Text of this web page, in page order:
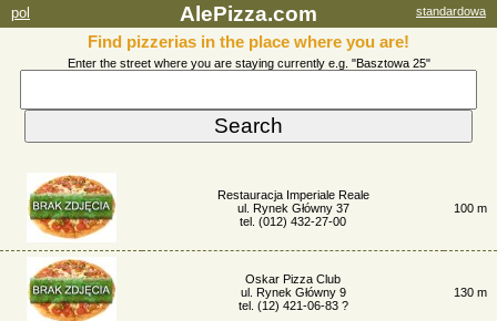
pol AlePizza.com standardowa
Find pizzerias in the place where you are!
Enter the street where you are staying currently e.g. "Basztowa 25"
Restauracja Imperiale Reale
ul. Rynek Główny 37
tel. (012) 432-27-00
100 m
Oskar Pizza Club
ul. Rynek Główny 9
tel. (12) 421-06-83 ?
130 m